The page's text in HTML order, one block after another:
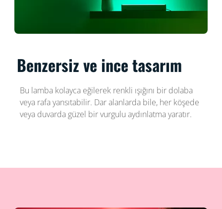
Benzersiz ve ince tasarım
Bu lamba kolayca eğilerek renkli ışığını bir dolaba
veya rafa yansıtabilir. Dar alanlarda bile, her köşede
veya duvarda güzel bir vurgulu aydınlatma yaratır.